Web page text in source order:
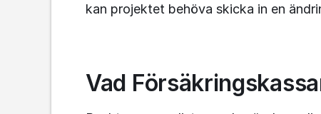
kan projektet behöva skicka in en
Vad